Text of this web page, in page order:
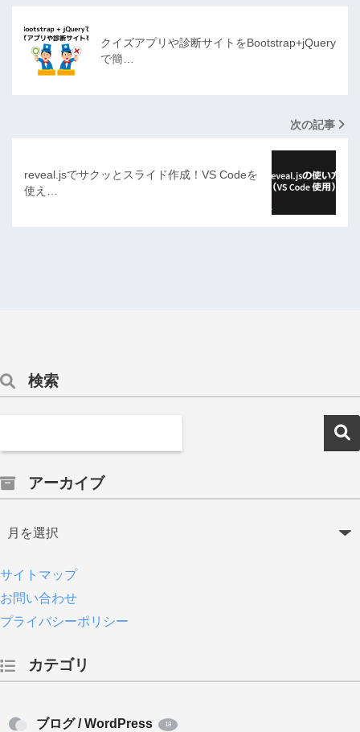
クイズアプリや診断サイトをBootstrap+jQuery
で簡…
次の記事
reveal.jsでサクッとスライド作成！VS Codeを
使え…
検索
アーカイブ
サイトマップ
お問い合わせ
プライバシーポリシー
カテゴリ
ブログ / WordPress 18